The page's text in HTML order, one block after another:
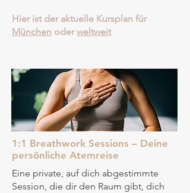
Hier ist der aktuelle Kursplan für
München oderweltweit
1:1 Breathwork Sessions – Deine
persönliche Atemreise
Eine private, auf dich abgestimmte
Session, die dir den Raum gibt, dich